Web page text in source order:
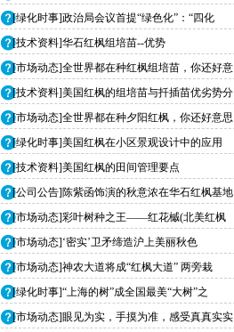
[绿化时事]政治局会议首提“绿色化”：“四化
[技术资料]华石红枫组培苗--优势
[市场动态]全世界都在种红枫组培苗，你还好意
[技术资料]美国红枫的组培苗与扦插苗优劣势分
[市场动态]全世界都在种夕阳红枫，你还好意思
[绿化时事]美国红枫在小区景观设计中的应用
[技术资料]美国红枫的田间管理要点
[公司公告]陈紫函饰演的秋意浓在华石红枫基地
[市场动态]彩叶树种之王——红花槭(北美红枫
[市场动态]‘密实’卫矛缔造沪上美丽秋色
[市场动态]神农大道将成“红枫大道” 两旁栽
[绿化时事]“上海的树”成全国最美“大树”之
[市场动态]眼见为实，手摸为准，感受真真实实